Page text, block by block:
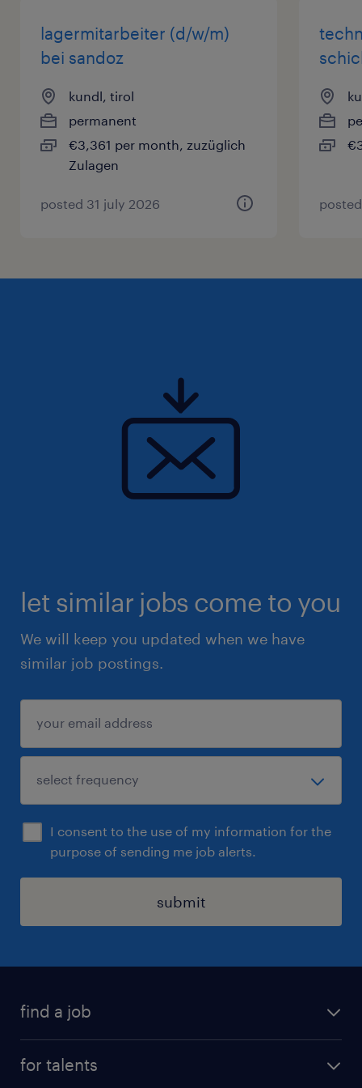
lagermitarbeiter (d/w/m)
bei sandoz
kundl, tirol
permanent
€3,361 per month, zuzüglich
Zulagen
posted 31 july 2026
let similar jobs come to you
We will keep you updated when we have
similar job postings.
I consent to the use of my information for the
purpose of sending me job alerts.
submit
find a job
for talents